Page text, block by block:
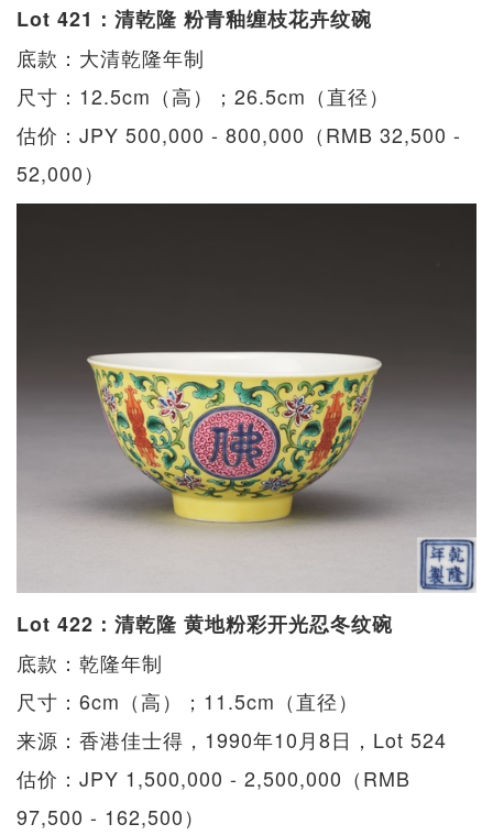
Lot 421：清乾隆 粉青釉缠枝花卉纹碗
底款：大清乾隆年制
尺寸：12.5cm（高）；26.5cm（直径）
估价：JPY 500,000 - 800,000（RMB 32,500 -
52,000）
Lot 422：清乾隆 黄地粉彩开光忍冬纹碗
底款：乾隆年制
尺寸：6cm（高）；11.5cm（直径）
来源：香港佳士得，1990年10月8日，Lot 524
估价：JPY 1,500,000 - 2,500,000（RMB
97,500 - 162,500）